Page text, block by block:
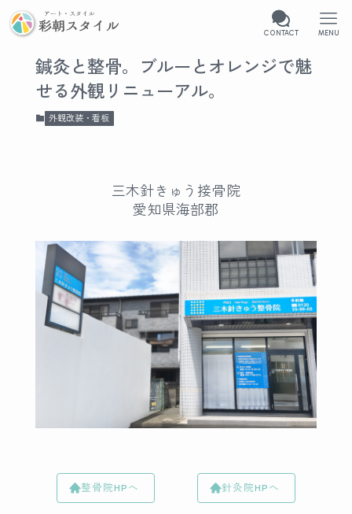
CONTACT MENU
鍼灸と整骨。ブルーとオレンジで魅
せる外観リニューアル。
外観改装・看板
三木針きゅう接骨院
愛知県海部郡
整骨院HPへ 針灸院HPへ